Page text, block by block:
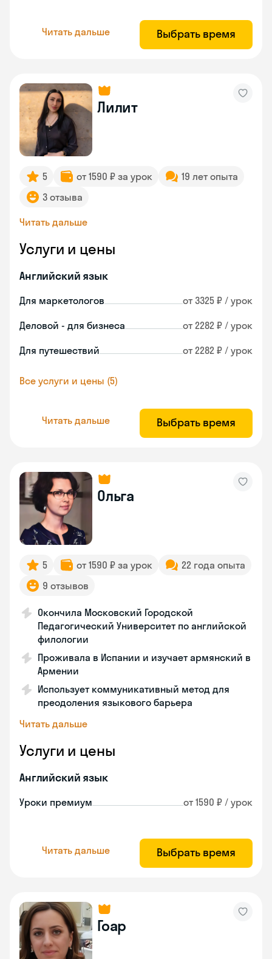
Читать дальше Выбрать время
Лилит
5 от 1590 ₽ за урок
19 лет опыта
3 отзыва
Читать дальше
Услуги и цены
Английский язык
Для маркетологов от 3325 ₽ / урок
Деловой - для бизнеса от 2282 ₽ / урок
Для путешествий от 2282 ₽ / урок
Все услуги и цены (5)
Читать дальше Выбрать время
Ольга
5 от 1590 ₽ за урок
22 года опыта
9 отзывов
Окончила Московский Городской
Педагогический Университет по английской
филологии
Проживала в Испании и изучает армянский в
Армении
Использует коммуникативный метод для
преодоления языкового барьера
Читать дальше
Услуги и цены
Английский язык
Уроки премиум от 1590 ₽ / урок
Читать дальше Выбрать время
Гоар